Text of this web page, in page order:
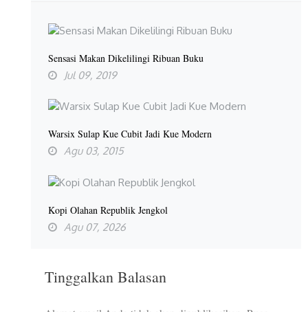
Sensasi Makan Dikelilingi Ribuan Buku
Jul 09, 2019
Warsix Sulap Kue Cubit Jadi Kue Modern
Agu 03, 2015
Kopi Olahan Republik Jengkol
Agu 07, 2026
Tinggalkan Balasan